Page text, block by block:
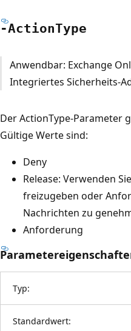
-ActionType
Anwendbar: Exchange
Integriertes Sicherheits-
Der ActionType-Parameter
Gültige Werte sind:
Deny
Release: Verwenden
freizugeben oder
Nachrichten zu
Anforderung
Typ:
Standardwert: